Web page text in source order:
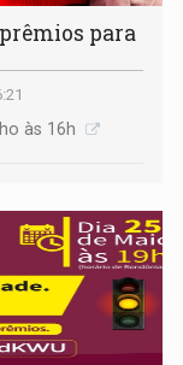
para
às 16h